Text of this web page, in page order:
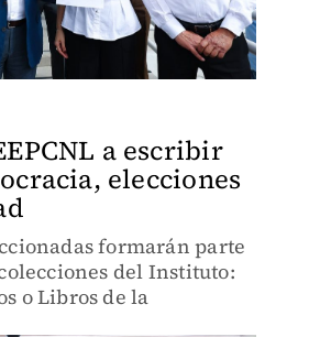
a escribir
elecciones
formarán parte
del Instituto:
o Libros de la